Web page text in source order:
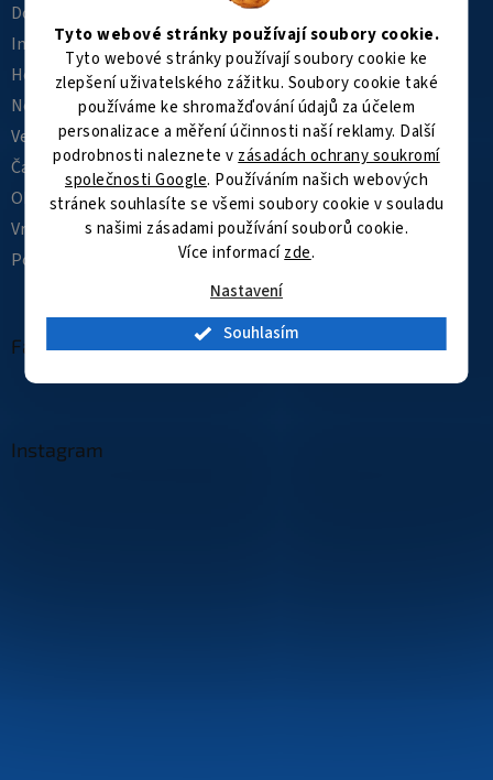
Tyto webové stránky používají soubory cookie.
Tyto webové stránky používají soubory cookie ke
zlepšení uživatelského zážitku. Soubory cookie také
používáme ke shromažďování údajů za účelem
personalizace a měření účinnosti naší reklamy. Další
podrobnosti naleznete v zásadách ochrany soukromí
společnosti Google. Používáním našich webových
stránek souhlasíte se všemi soubory cookie v souladu
s našimi zásadami používání souborů cookie.
Více informacízde.
Nastavení
Souhlasím
Doprava a platba
Instalace
Hodnocení obchodu
Novinky
Velkoobchod
Často kladené dotazy
Obchodní podmínky
Vrácení zboží a reklamace
Podmínky ochrany osobních údajů
Facebook
Instagram